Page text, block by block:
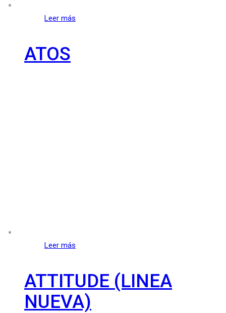
Leer más
ATOS
Leer más
ATTITUDE (LINEA
NUEVA)